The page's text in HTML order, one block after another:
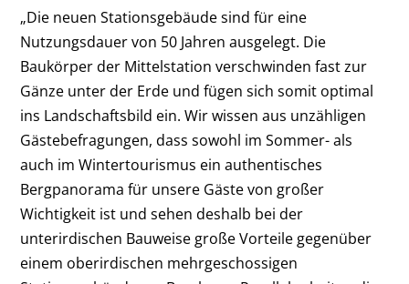
„Die neuen Stationsgebäude sind für eine
Nutzungsdauer von 50 Jahren ausgelegt. Die
Baukörper der Mittelstation verschwinden fast zur
Gänze unter der Erde und fügen sich somit optimal
ins Landschaftsbild ein. Wir wissen aus unzähligen
Gästebefragungen, dass sowohl im Sommer- als
auch im Wintertourismus ein authentisches
Bergpanorama für unsere Gäste von großer
Wichtigkeit ist und sehen deshalb bei der
unterirdischen Bauweise große Vorteile gegenüber
einem oberirdischen mehrgeschossigen